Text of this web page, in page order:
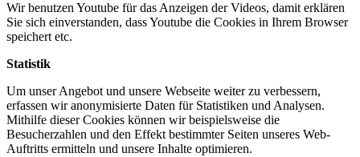
Wir benutzen Youtube für das Anzeigen der Videos, damit erklären
Sie sich einverstanden, dass Youtube die Cookies in Ihrem Browser
speichert etc.
Statistik
Um unser Angebot und unsere Webseite weiter zu verbessern,
erfassen wir anonymisierte Daten für Statistiken und Analysen.
Mithilfe dieser Cookies können wir beispielsweise die
Besucherzahlen und den Effekt bestimmter Seiten unseres Web-
Auftritts ermitteln und unsere Inhalte optimieren.